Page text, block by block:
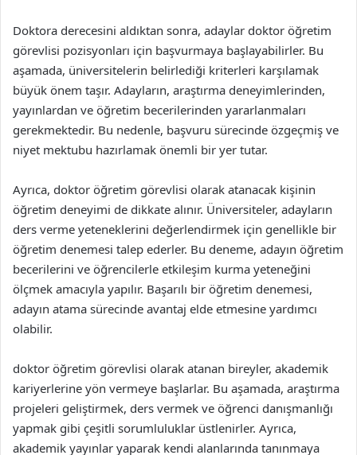
Doktora derecesini aldıktan sonra, adaylar doktor öğretim
görevlisi pozisyonları için başvurmaya başlayabilirler. Bu
aşamada, üniversitelerin belirlediği kriterleri karşılamak
büyük önem taşır. Adayların, araştırma deneyimlerinden,
yayınlardan ve öğretim becerilerinden yararlanmaları
gerekmektedir. Bu nedenle, başvuru sürecinde özgeçmiş ve
niyet mektubu hazırlamak önemli bir yer tutar.
Ayrıca, doktor öğretim görevlisi olarak atanacak kişinin
öğretim deneyimi de dikkate alınır. Üniversiteler, adayların
ders verme yeteneklerini değerlendirmek için genellikle bir
öğretim denemesi talep ederler. Bu deneme, adayın öğretim
becerilerini ve öğrencilerle etkileşim kurma yeteneğini
ölçmek amacıyla yapılır. Başarılı bir öğretim denemesi,
adayın atama sürecinde avantaj elde etmesine yardımcı
olabilir.
doktor öğretim görevlisi olarak atanan bireyler, akademik
kariyerlerine yön vermeye başlarlar. Bu aşamada, araştırma
projeleri geliştirmek, ders vermek ve öğrenci danışmanlığı
yapmak gibi çeşitli sorumluluklar üstlenirler. Ayrıca,
akademik yayınlar yaparak kendi alanlarında tanınmaya